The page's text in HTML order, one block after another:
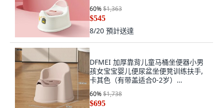
60%$1,363
$545
8/20 預計送達
DFMEI 加厚靠背儿童马桶坐便器小男
孩女宝宝婴儿便尿盆坐便凳训练扶手,
卡其色（有带盖适合0-2岁）
【1010】:如圖
60%$1,738
$695